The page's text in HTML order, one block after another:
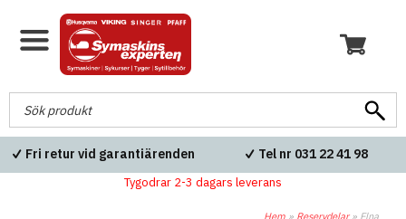
Fri retur vid garantiärenden Tel nr 031 22 41 98
Tygodrar 2-3 dagars leverans